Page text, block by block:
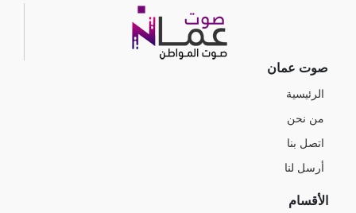
صوت عمان
الرئيسية
من نحن
اتصل بنا
أرسل لنا
الأقسام